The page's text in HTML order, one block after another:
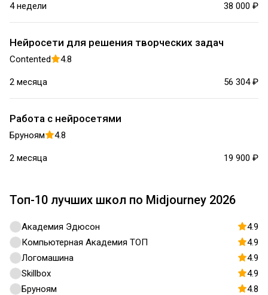
4 недели 38 000 ₽
Нейросети для решения творческих задач
Contented 4.8
2 месяца 56 304 ₽
Работа с нейросетями
Бруноям 4.8
2 месяца 19 900 ₽
Топ-10 лучших школ по Midjourney 2026
Академия Эдюсон
4.9
Компьютерная Академия ТОП
4.9
Логомашина
4.9
Skillbox
4.9
Бруноям
4.8